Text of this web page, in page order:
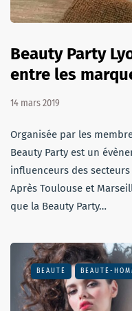
Beauty Party
entre les
14 mars 2019
Organisée par les
Beauty Party est un
influenceurs des
Après Toulouse et
que la Beauty Party…
BEAUTÉ BEAUTÉ-